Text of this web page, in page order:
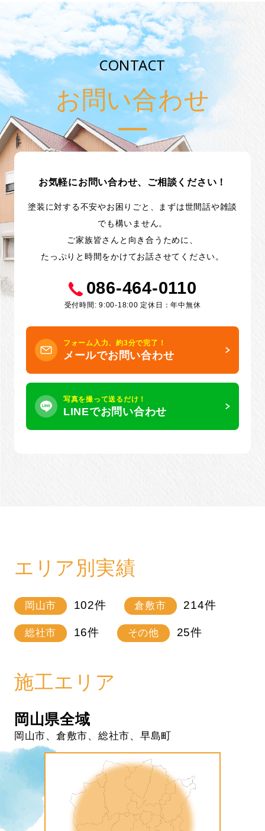
CONTACT
お問い合わせ
お気軽にお問い合わせ、ご相談ください！
塗装に対する不安やお困りごと、まずは世間話や雑談
でも構いません。
ご家族皆さんと向き合うために、
たっぷりと時間をかけてお話させてください。
086-464-0110
受付時間: 9:00-18:00 定休日：年中無休
フォーム入力、約3分で完了！
メールでお問い合わせ
写真を撮って送るだけ！
LINEでお問い合わせ
エリア別実績
岡山市 102件 倉敷市 214件
総社市 16件 その他 25件
施工エリア
岡山県全域
岡山市、倉敷市、総社市、早島町